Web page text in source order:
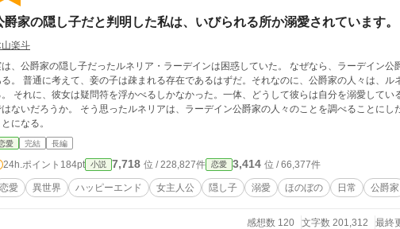
爵家の隠し子だと判明した私は、いびられる所か溺愛されています。
楽斗
、公爵家の隠し子だったルネリア・ラーデインは困惑していた。 なぜなら、ラーデイン公
るはずだ。それなのに、公爵家の人々は、ルネリアを受け入れて愛してくれてい
。 それに、彼女は疑問符を浮かべるしかなかった。一体、どうして彼らは自分を溺愛して
ないだろうか。 そう思ったルネリアは、ラーデイン公爵家の人々のことを調べることにし
になる。
愛 完結 長編
24h.ポイント 184pt 小説 7,718 位 / 228,827件 恋愛 3,414 位 / 66,377件
恋愛 異世界 ハッピーエンド 女主人公 隠し子 溺愛 ほのぼの 日常 公爵家
感想数 120 文字数 201,312 最終